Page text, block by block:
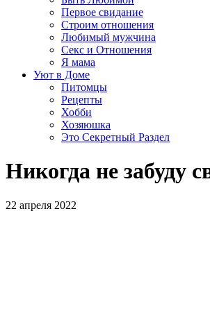
Первое свидание
Строим отношения
Любимый мужчина
Секс и Отношения
Я мама
Уют в Доме
Питомцы
Рецепты
Хобби
Хозяюшка
Это Секретный Раздел
Никогда не забуду
22 апреля 2022